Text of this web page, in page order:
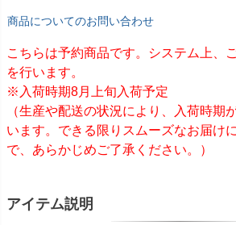
商品についてのお問い合わせ
こちらは予約商品です。システム上、
を行います。
※入荷時期8月上旬入荷予定
（生産や配送の状況により、入荷時期
います。できる限りスムーズなお届け
で、あらかじめご了承ください。）
アイテム説明